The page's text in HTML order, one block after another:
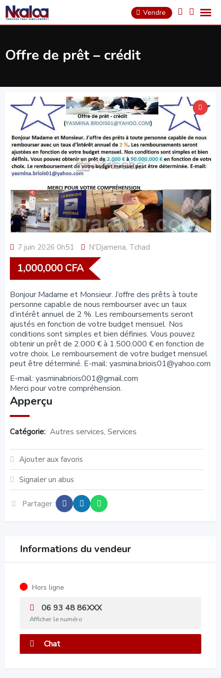
Skip
to
content
Vendre
Offre de prêt – crédit
7 juin 2026 0h51 N'Djamena, Tchad
1,000,000 CFA
Bonjour Madame et Monsieur. J’offre des prêts à toute
personne capable de nous rembourser avec un taux
d’intérêt annuel de 2 %. Les remboursements seront
ajustés en fonction de votre budget mensuel. Nos
conditions sont simples et bien définies. Vous pouvez
obtenir un prêt de 2.000 € à 1.500.000 € en fonction de
votre choix. Le remboursement de votre budget mensuel
peut être déterminé. E-mail: yasmina.briois01@yahoo.com
E-mail: yasminabriois001@gmail.com
Merci pour votre compréhension.
Apperçu
Catégorie: Autres services, Services
Ajouter aux favoris
Signaler un abus
Partager :
Informations du vendeur
Hors ligne
06 93 48 86XXX
Afficher le numéro
Chat